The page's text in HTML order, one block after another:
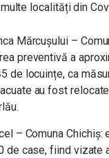
localități din
Mărcușului –
preventivă a
de locuințe, ca
au fost
– Comuna Chichiș:
de case, fiind vizate